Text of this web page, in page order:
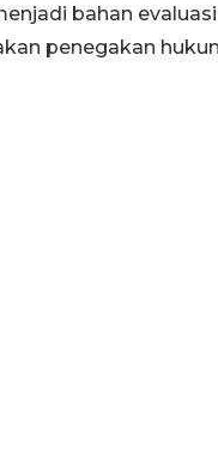
bahan
penegakan